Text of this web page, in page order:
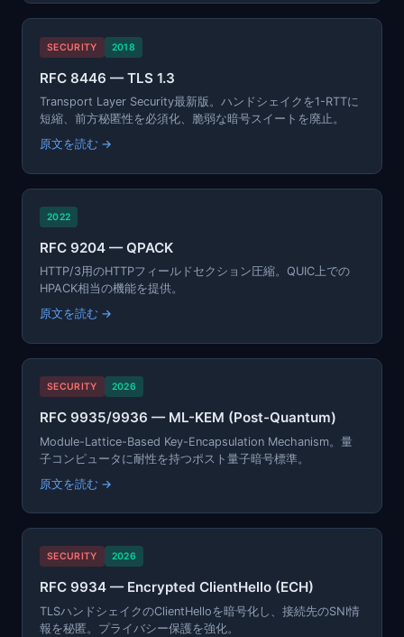
SECURITY 2018
RFC 8446 — TLS 1.3
Transport Layer Security最新版。ハンドシェイクを1-RTTに
短縮、前方秘匿性を必須化、脆弱な暗号スイートを廃止。
原文を読む →
2022
RFC 9204 — QPACK
HTTP/3用のHTTPフィールドセクション圧縮。QUIC上での
HPACK相当の機能を提供。
原文を読む →
SECURITY 2026
RFC 9935/9936 — ML-KEM (Post-Quantum)
Module-Lattice-Based Key-Encapsulation Mechanism。量
子コンピュータに耐性を持つポスト量子暗号標準。
原文を読む →
SECURITY 2026
RFC 9934 — Encrypted ClientHello (ECH)
TLSハンドシェイクのClientHelloを暗号化し、接続先のSNI情
報を秘匿。プライバシー保護を強化。